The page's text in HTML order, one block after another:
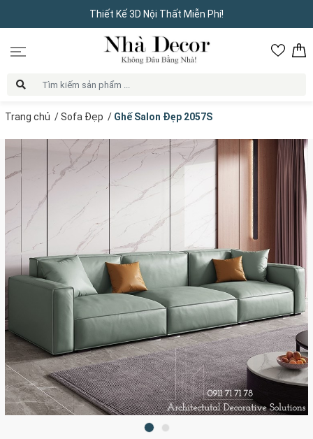
Thiết Kế 3D Nội Thất Miễn Phí!
Trang chủ /Sofa Đẹp / Ghế Salon Đẹp 2057S